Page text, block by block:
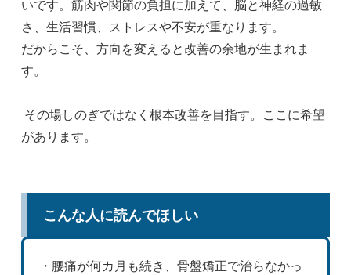
いです。筋肉や関節の負担に加えて、脳と神経の過敏
さ、生活習慣、ストレスや不安が重なります。
だからこそ、方向を変えると改善の余地が生まれま
す。
その場しのぎではなく根本改善を目指す。ここに希望
があります。
こんな人に読んでほしい
・腰痛が何カ月も続き、骨盤矯正で治らなかっ